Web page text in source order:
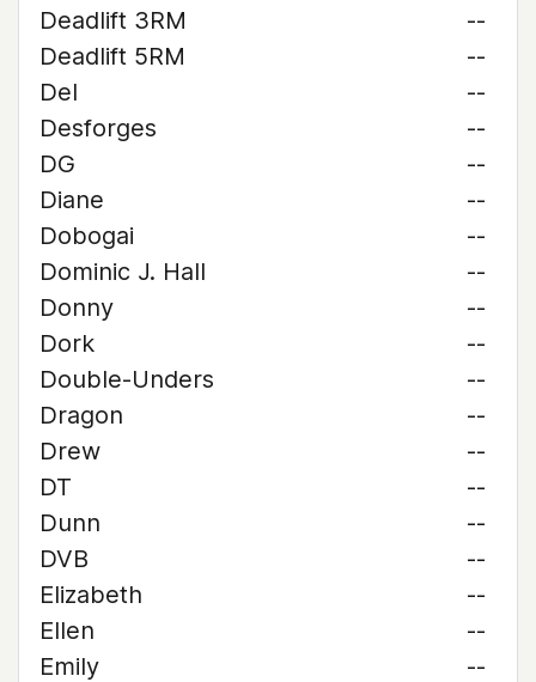
Deadlift 3RM
--
Deadlift 5RM
--
Del
--
Desforges
--
DG
--
Diane
--
Dobogai
--
Dominic J. Hall
--
Donny
--
Dork
--
Double-Unders
--
Dragon
--
Drew
--
DT
--
Dunn
--
DVB
--
Elizabeth
--
Ellen
--
Emily
--